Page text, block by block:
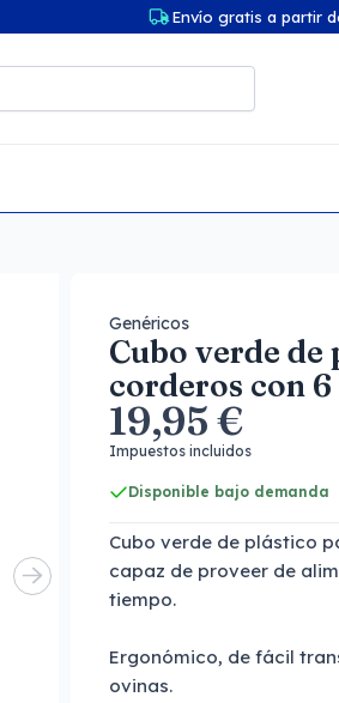
Envío gratis a partir
Genéricos
Cubo verde
corderos con
19,95 €
Impuestos incluidos
Disponible bajo demanda
Cubo verde de plástico
capaz de proveer de
tiempo.
Ergonómico, de fácil
ovinas.